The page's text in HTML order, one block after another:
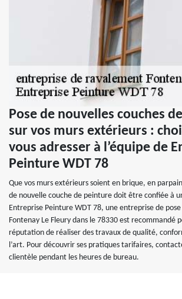
Pose de nouvelles couches
sur vos murs extérieurs :
vous adresser à l’équipe de
Peinture WDT 78
Que vos murs extérieurs soient en brique, en
de nouvelle couche de peinture doit être confiée à
Entreprise Peinture WDT 78, une entreprise de
Fontenay Le Fleury dans le 78330 est recommandé
réputation de réaliser des travaux de qualité,
l’art. Pour découvrir ses pratiques tarifaires,
clientèle pendant les heures de bureau.